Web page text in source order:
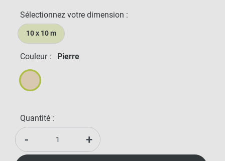
Sélectionnez votre dimension :
10 x 10 m
Couleur : Pierre
Quantité :
- +